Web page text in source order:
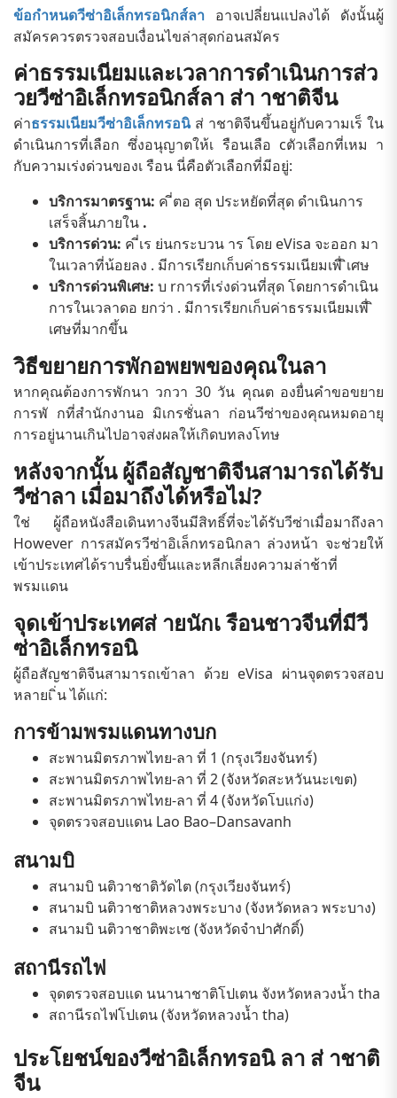
ข้อกำหนดวีซ่าอิเล็กทรอนิกส์ลา อาจเปลี่ยนแปลงได้ ดังนั้นผู้
สมัครควรตรวจสอบเงื่อนไขล่าสุดก่อนสมัคร
ค่าธรรมเนียมและเวลาการดำเนินการส่ว
วยวีซ่าอิเล็กทรอนิกส์ลา ส่า าชาติจีน
ค่าธรรมเนียมวีซ่าอิเล็กทรอนิ ส่ าชาติจีนขึ้นอยู่กับความเร็ ใน
ดำเนินการที่เลือก ซึ่งอนุญาตให้เ รือนเลือ cตัวเลือกที่เหม า
กับความเร่งด่วนของเ รือน นี่คือตัวเลือกที่มีอยู่:
บริการมาตรฐาน: ค ี่ตอ สุด ประหยัดที่สุด ดำเนินการ
เสร็จสิ้นภายใน .
บริการด่วน: ค ี่เร ย่นกระบวน าร โดย eVisa จะออก มา
ในเวลาที่น้อยลง . มีการเรียกเก็บค่าธรรมเนียมเพื่ ิเศษ
บริการด่วนพิเศษ: บ rการที่เร่งด่วนที่สุด โดยการดำเนิน
การในเวลาดอ ยกว่า . มีการเรียกเก็บค่าธรรมเนียมเพื่ ิ
เศษที่มากขึ้น
วิธีขยายการพักอพยพของคุณในลา
หากคุณต้องการพักนา วกวา 30 วัน คุณต องยื่นคำขอขยาย
การพั กที่สำนักงานอ มิเกรชั่นลา ก่อนวีซ่าของคุณหมดอายุ
การอยู่นานเกินไปอาจส่งผลให้เกิดบทลงโทษ
หลังจากนั้น ผู้ถือสัญชาติจีนสามารถได้รับ
วีซ่าลา เมื่อมาถึงได้หรือไม่?
ใช่ ผู้ถือหนังสือเดินทางจีนมีสิทธิ์ที่จะได้รับวีซ่าเมื่อมาถึงลา
However การสมัครวีซ่าอิเล็กทรอนิกลา ล่วงหน้า จะช่วยให้
เข้าประเทศได้ราบรื่นยิ่งขึ้นและหลีกเลี่ยงความล่าช้าที่
พรมแดน
จุดเข้าประเทศส่ ายนักเ รือนชาวจีนที่มีวี
ซ่าอิเล็กทรอนิ
ผู้ถือสัญชาติจีนสามารถเข้าลา ด้วย eVisa ผ่านจุดตรวจสอบ
หลายเ ิ่น ได้แก่:
การข้ามพรมแดนทางบก
สะพานมิตรภาพไทย-ลา ที่ 1 (กรุงเวียงจันทร์)
สะพานมิตรภาพไทย-ลา ที่ 2 (จังหวัดสะหวันนะเขต)
สะพานมิตรภาพไทย-ลา ที่ 4 (จังหวัดโบแก่ง)
จุดตรวจสอบแดน Lao Bao–Dansavanh
สนามบิ
สนามบิ นติวาชาติวัดไต (กรุงเวียงจันทร์)
สนามบิ นติวาชาติหลวงพระบาง (จังหวัดหลว พระบาง)
สนามบิ นติวาชาติพะเซ (จังหวัดจำปาศักดิ์)
สถานีรถไฟ
จุดตรวจสอบแด นนานาชาติโปเตน จังหวัดหลวงน้ำ tha
สถานีรถไฟโปเตน (จังหวัดหลวงน้ำ tha)
ประโยชน์ของวีซ่าอิเล็กทรอนิ ลา ส่ าชาติ
จีน